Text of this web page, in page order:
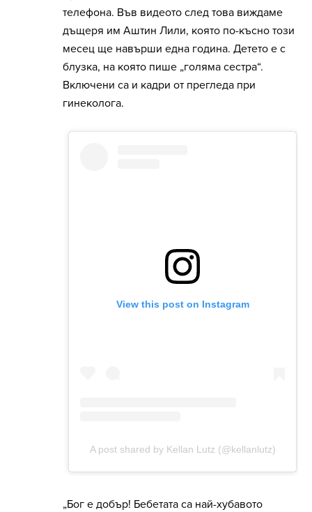
телефона. Във видеото след това виждаме
дъщеря им Аштин Лили, която по-късно този
месец ще навърши една година. Детето е с
блузка, на която пише „голяма сестра“.
Включени са и кадри от прегледа при
гинеколога.
„Бог е добър! Бебетата са най-хубавото